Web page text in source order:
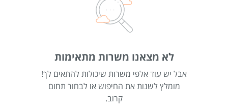
לא מצאנו משרות מתאימות
אבל יש עוד אלפי משרות שיכולות להתאים לך!
מומלץ לשנות את החיפוש או לבחור תחום
קרוב.